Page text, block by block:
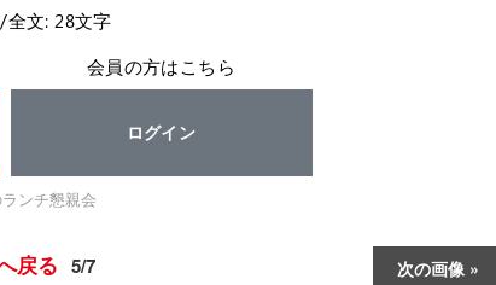
全文: 28文字
会員の方はこちら
ログイン
ンチ懇親会
次の画像
戻る 5/7